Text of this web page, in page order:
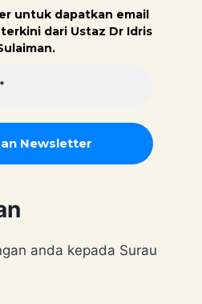
untuk dapatkan email
dari Ustaz Dr Idris
anda kepada Surau